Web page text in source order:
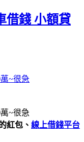
借錢 小額貸
~很急
~很急
紅包、 線上借錢平台